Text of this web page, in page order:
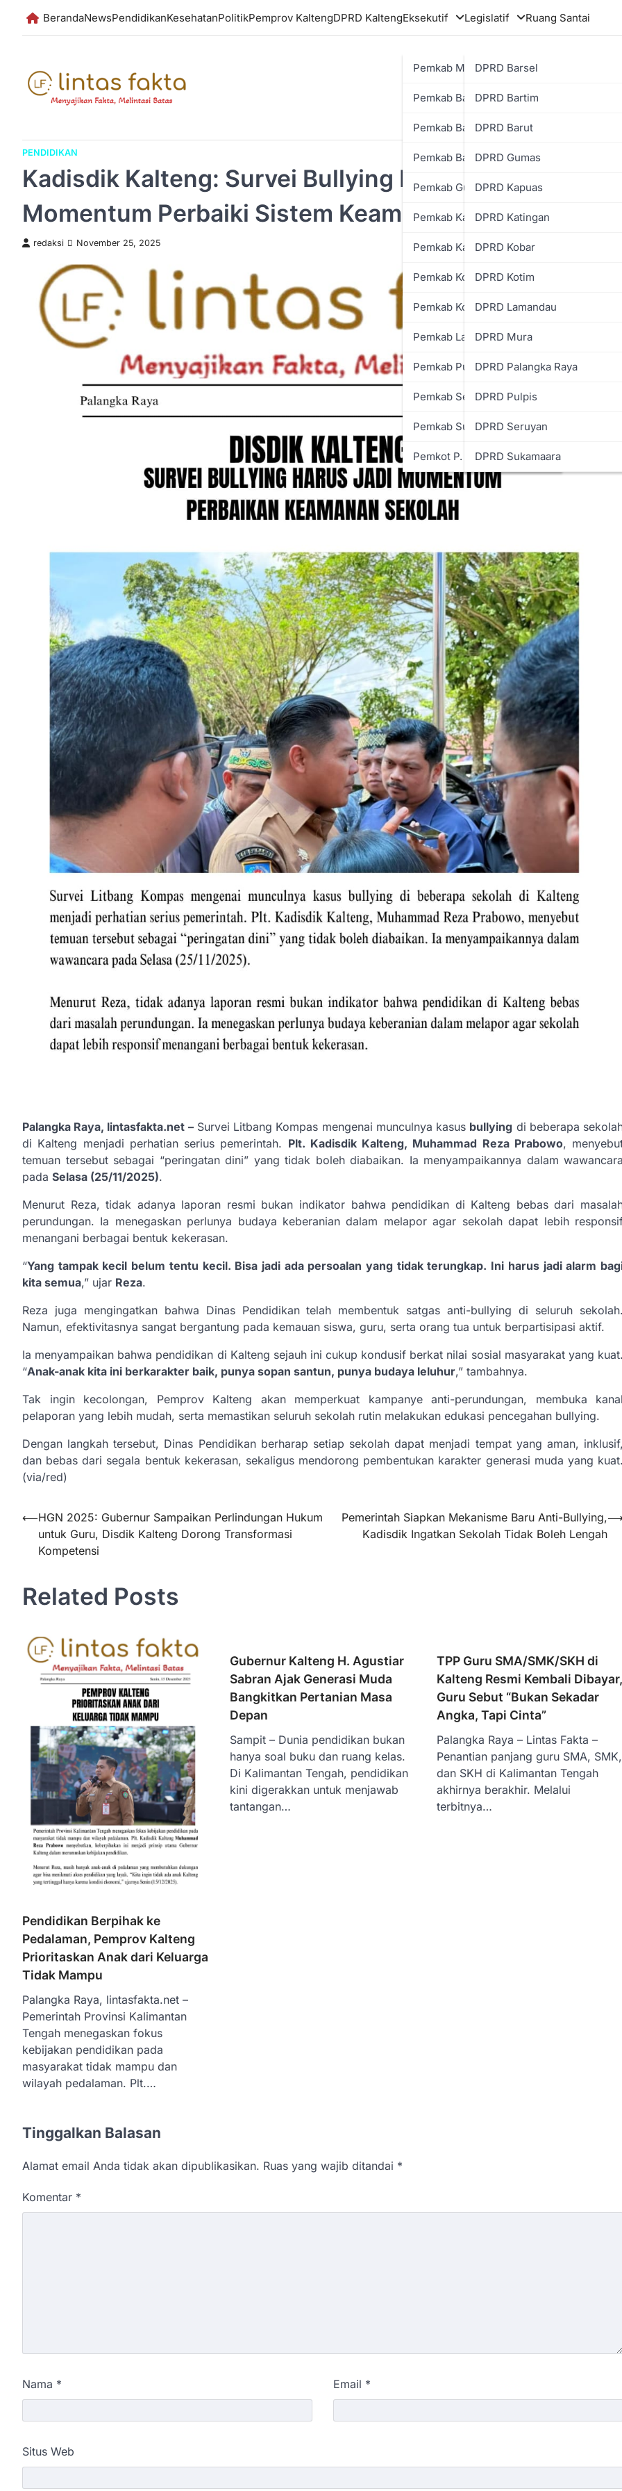
BerandaNewsPendidikanKesehatanPolitikPemprov KaltengDPRD KaltengEksekutif
Pemkab Murung Raya
Pemkab Barsel
Pemkab Bartim
Pemkab Barut
Pemkab Gumas
Pemkab Kapuas
Pemkab Katingan
Pemkab Kobar
Pemkab Kotim
Pemkab Lamandau
Pemkab Pulpis
Pemkab Seruyan
Pemkab Sukamara
Pemkot P. Raya
Legislatif
DPRD Barsel
DPRD Bartim
DPRD Barut
DPRD Gumas
DPRD Kapuas
DPRD Katingan
DPRD Kobar
DPRD Kotim
DPRD Lamandau
DPRD Mura
DPRD Palangka Raya
DPRD Pulpis
DPRD Seruyan
DPRD Sukamaara
Ruang Santai
PENDIDIKAN
Kadisdik Kalteng: Survei Bullying Harus Jadi
Momentum Perbaiki Sistem Keamanan Sekolah
redaksi November 25, 2025
Palangka Raya, lintasfakta.net –Survei Litbang Kompas mengenai munculnya kasus bullying di beberapa
di Kalteng menjadi perhatian serius pemerintah. Plt. Kadisdik Kalteng, Muhammad Reza Prabowo,
temuan tersebut sebagai “peringatan dini” yang tidak boleh diabaikan. Ia menyampaikannya dalam wawancara
pada Selasa (25/11/2025).
Menurut Reza, tidak adanya laporan resmi bukan indikator bahwa pendidikan di Kalteng bebas dari
perundungan. Ia menegaskan perlunya budaya keberanian dalam melapor agar sekolah dapat lebih
menangani berbagai bentuk kekerasan.
“Yang tampak kecil belum tentu kecil. Bisa jadi ada persoalan yang tidak terungkap. Ini harus jadi alarm
kita semua,” ujar Reza.
Reza juga mengingatkan bahwa Dinas Pendidikan telah membentuk satgas anti-bullying di seluruh sekolah.
Namun, efektivitasnya sangat bergantung pada kemauan siswa, guru, serta orang tua untuk berpartisipasi aktif.
Ia menyampaikan bahwa pendidikan di Kalteng sejauh ini cukup kondusif berkat nilai sosial masyarakat yang kuat.
“Anak-anak kita ini berkarakter baik, punya sopan santun, punya budaya leluhur,” tambahnya.
Tak ingin kecolongan, Pemprov Kalteng akan memperkuat kampanye anti-perundungan, membuka kanal
pelaporan yang lebih mudah, serta memastikan seluruh sekolah rutin melakukan edukasi pencegahan bullying.
Dengan langkah tersebut, Dinas Pendidikan berharap setiap sekolah dapat menjadi tempat yang aman, inklusif,
dan bebas dari segala bentuk kekerasan, sekaligus mendorong pembentukan karakter generasi muda yang kuat.
(via/red)
Navigasi
pos
⟵HGN 2025: Gubernur Sampaikan Perlindungan Hukum
untuk Guru, Disdik Kalteng Dorong Transformasi
Kompetensi
Pemerintah Siapkan Mekanisme Baru Anti-Bullying,
Kadisdik Ingatkan Sekolah Tidak Boleh Lengah
⟶
Related Posts
Pendidikan Berpihak ke
Pedalaman, Pemprov Kalteng
Prioritaskan Anak dari Keluarga
Tidak Mampu
Palangka Raya, lintasfakta.net –
Pemerintah Provinsi Kalimantan
Tengah menegaskan fokus
kebijakan pendidikan pada
masyarakat tidak mampu dan
wilayah pedalaman. Plt.…
Gubernur Kalteng H. Agustiar
Sabran Ajak Generasi Muda
Bangkitkan Pertanian Masa
Depan
Sampit – Dunia pendidikan bukan
hanya soal buku dan ruang kelas.
Di Kalimantan Tengah, pendidikan
kini digerakkan untuk menjawab
tantangan…
TPP Guru SMA/SMK/SKH di
Kalteng Resmi Kembali Dibayar,
Guru Sebut “Bukan Sekadar
Angka, Tapi Cinta”
Palangka Raya – Lintas Fakta –
Penantian panjang guru SMA, SMK,
dan SKH di Kalimantan Tengah
akhirnya berakhir. Melalui
terbitnya…
Tinggalkan Balasan
Alamat email Anda tidak akan dipublikasikan. Ruas yang wajib ditandai *
Komentar *
Nama * Email *
Situs Web